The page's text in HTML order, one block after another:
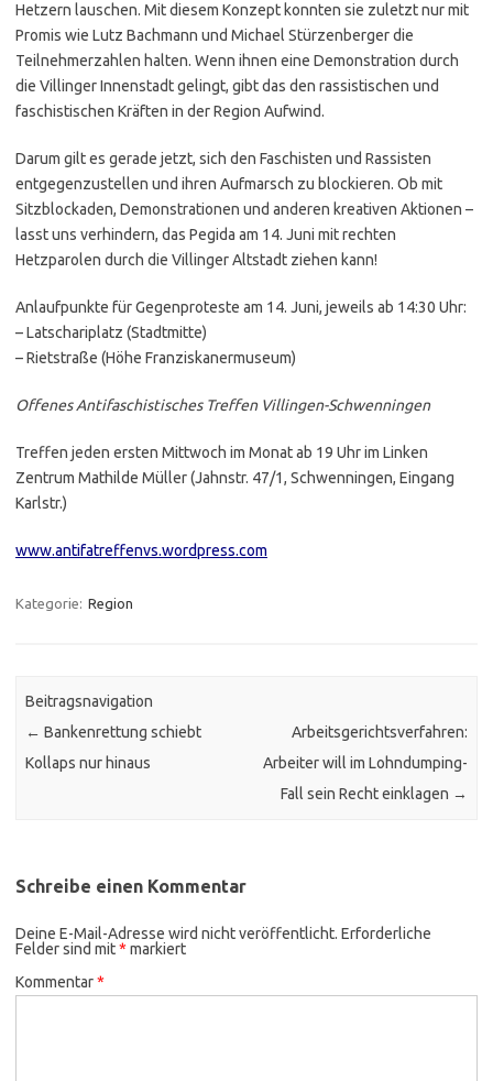
Hetzern lauschen. Mit diesem Konzept konnten sie zuletzt nur mit
Promis wie Lutz Bachmann und Michael Stürzenberger die
Teilnehmerzahlen halten. Wenn ihnen eine Demonstration durch
die Villinger Innenstadt gelingt, gibt das den rassistischen und
faschistischen Kräften in der Region Aufwind.
Darum gilt es gerade jetzt, sich den Faschisten und Rassisten
entgegenzustellen und ihren Aufmarsch zu blockieren. Ob mit
Sitzblockaden, Demonstrationen und anderen kreativen Aktionen –
lasst uns verhindern, das Pegida am 14. Juni mit rechten
Hetzparolen durch die Villinger Altstadt ziehen kann!
Anlaufpunkte für Gegenproteste am 14. Juni, jeweils ab 14:30 Uhr:
– Latschariplatz (Stadtmitte)
– Rietstraße (Höhe Franziskanermuseum)
Offenes Antifaschistisches Treffen Villingen-Schwenningen
Treffen jeden ersten Mittwoch im Monat ab 19 Uhr im Linken
Zentrum Mathilde Müller (Jahnstr. 47/1, Schwenningen, Eingang
Karlstr.)
www.antifatreffenvs.wordpress.com
Kategorie: Region
Beitragsnavigation
← Bankenrettung schiebt
Kollaps nur hinaus
Arbeitsgerichtsverfahren:
Arbeiter will im Lohndumping-
Fall sein Recht einklagen →
Schreibe einen Kommentar
Deine E-Mail-Adresse wird nicht veröffentlicht. Erforderliche
Felder sind mit* markiert
Kommentar*